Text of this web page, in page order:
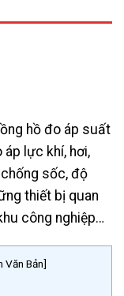
hồ đo áp suất
lực khí, hơi,
sốc, độ
thiết bị quan
công nghiệp…
Văn Bản]